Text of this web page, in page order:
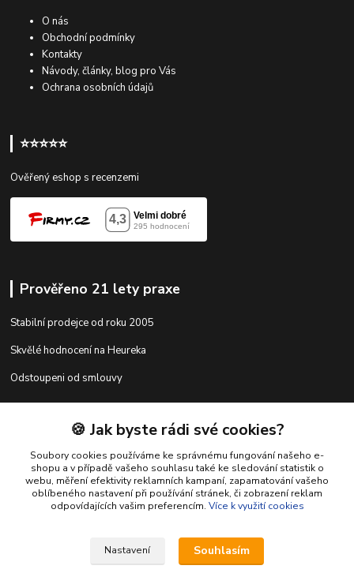
O nás
Obchodní podmínky
Kontakty
Návody, články, blog pro Vás
Ochrana osobních údajů
⭐⭐⭐⭐⭐
Ověřený eshop s recenzemi
Prověřeno 21 lety praxe
Stabilní prodejce od roku 2005
Skvělé hodnocení na Heureka
Odstoupeni od smlouvy
Kontakty
shop@racing-tuning-shop.cz
🍪 Jak byste rádi své cookies?
Soubory cookies používáme ke správnému fungování našeho e-
shopu a v případě vašeho souhlasu také ke sledování statistik o
webu, měření efektivity reklamních kampaní, zapamatování vašeho
oblíbeného nastavení při používání stránek, či zobrazení reklam
odpovídajících vašim preferencím. Více k využití cookies
Nastavení Souhlasím